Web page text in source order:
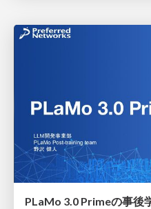
PLaMo 3.0 Primeの事後